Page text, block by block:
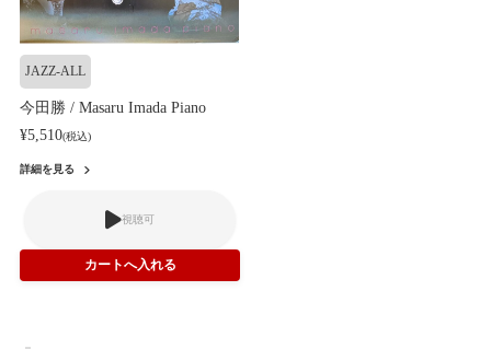
JAZZ-ALL
今田勝 / Masaru Imada Piano
¥5,510(税込)
詳細を見る
視聴可